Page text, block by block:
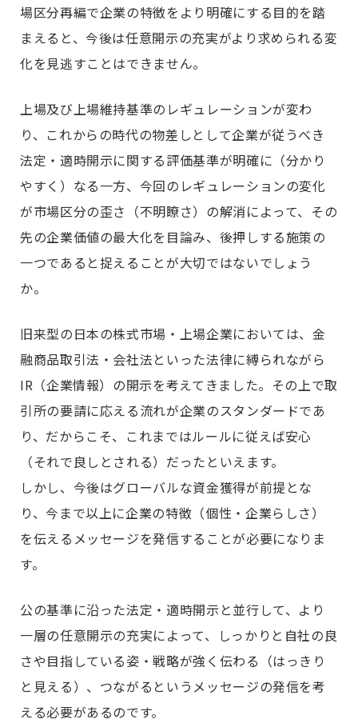
場区分再編で企業の特徴をより明確にする目的を踏
まえると、今後は任意開示の充実がより求められる変
化を見逃すことはできません。
上場及び上場維持基準のレギュレーションが変わ
り、これからの時代の物差しとして企業が従うべき
法定・適時開示に関する評価基準が明確に（分かり
やすく）なる一方、今回のレギュレーションの変化
が市場区分の歪さ（不明瞭さ）の解消によって、その
先の企業価値の最大化を目論み、後押しする施策の
一つであると捉えることが大切ではないでしょう
か。
旧来型の日本の株式市場・上場企業においては、金
融商品取引法・会社法といった法律に縛られながら
IR（企業情報）の開示を考えてきました。その上で取
引所の要請に応える流れが企業のスタンダードであ
り、だからこそ、これまではルールに従えば安心
（それで良しとされる）だったといえます。
しかし、今後はグローバルな資金獲得が前提とな
り、今まで以上に企業の特徴（個性・企業らしさ）
を伝えるメッセージを発信することが必要になりま
す。
公の基準に沿った法定・適時開示と並行して、より
一層の任意開示の充実によって、しっかりと自社の良
さや目指している姿・戦略が強く伝わる（はっきり
と見える）、つながるというメッセージの発信を考
える必要があるのです。